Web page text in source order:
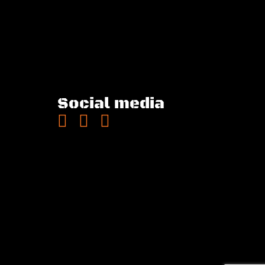
Social media